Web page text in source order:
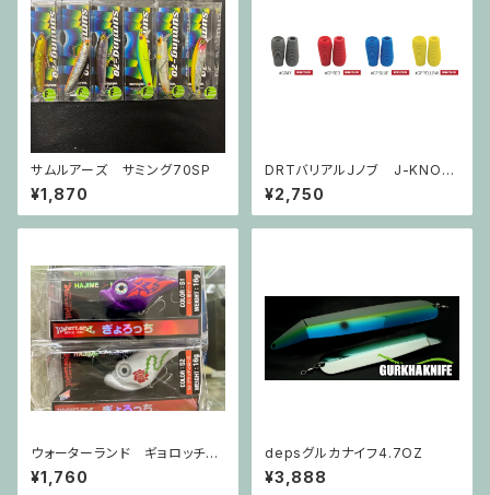
サムルアーズ サミング70SP
¥1,870
DRTバリアルＪノブ J-KNOB
SLIM
¥2,750
ウォーターランド ギョロッチ
ブラッディローズ＆シノビート
¥1,760
depsグルカナイフ4.7OZ
¥3,888